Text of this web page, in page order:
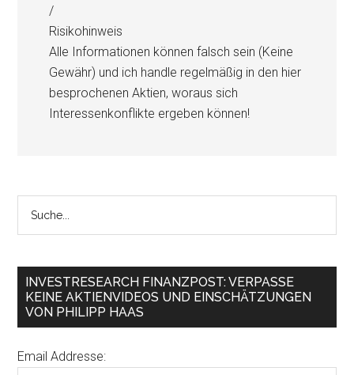
/
Risikohinweis
Alle Informationen können falsch sein (Keine
Gewähr) und ich handle regelmäßig in den hier
besprochenen Aktien, woraus sich
Interessenkonflikte ergeben können!
INVESTRESEARCH FINANZPOST: VERPASSE
KEINE AKTIENVIDEOS UND EINSCHÄTZUNGEN
VON PHILIPP HAAS
Email Addresse: